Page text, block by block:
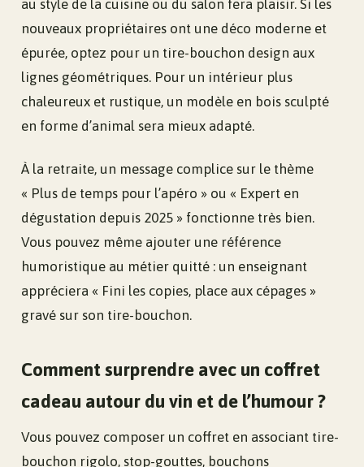
au style de la cuisine ou du salon fera plaisir. Si les
nouveaux propriétaires ont une déco moderne et
épurée, optez pour un tire-bouchon design aux
lignes géométriques. Pour un intérieur plus
chaleureux et rustique, un modèle en bois sculpté
en forme d’animal sera mieux adapté.
À la retraite, un message complice sur le thème
« Plus de temps pour l’apéro » ou « Expert en
dégustation depuis 2025 » fonctionne très bien.
Vous pouvez même ajouter une référence
humoristique au métier quitté : un enseignant
appréciera « Fini les copies, place aux cépages »
gravé sur son tire-bouchon.
Comment surprendre avec un coffret
cadeau autour du vin et de l’humour ?
Vous pouvez composer un coffret en associant tire-
bouchon rigolo, stop-gouttes, bouchons